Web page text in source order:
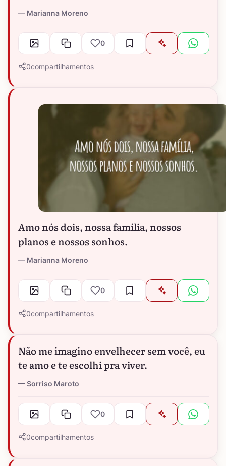
Marianna Moreno
0
0compartilhamentos
Amo nós dois, nossa família, nossos
planos e nossos sonhos.
Marianna Moreno
0
0compartilhamentos
Não me imagino envelhecer sem você, eu
te amo e te escolhi pra viver.
Sorriso Maroto
0
0compartilhamentos